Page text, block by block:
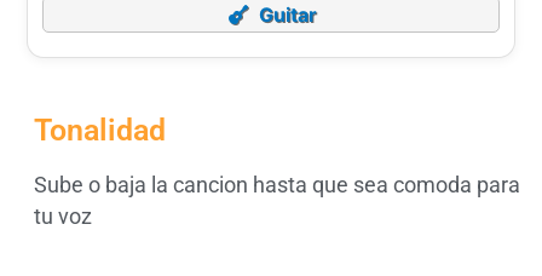
Guitar
Tonalidad
Sube o baja la cancion hasta que sea comoda para
tu voz